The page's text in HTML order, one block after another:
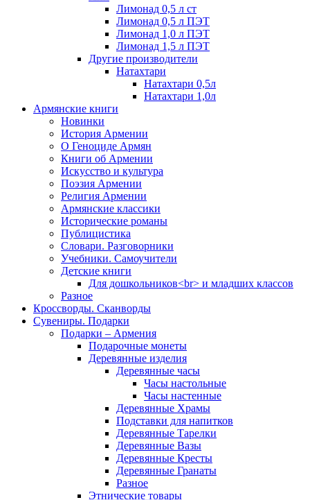
Лимонад 0,5 л ст
Лимонад 0,5 л ПЭТ
Лимонад 1,0 л ПЭТ
Лимонад 1,5 л ПЭТ
Другие производители
Натахтари
Натахтари 0,5л
Натахтари 1,0л
Армянские книги
Новинки
История Армении
О Геноциде Армян
Книги об Армении
Иcкусство и культура
Поэзия Армении
Религия Армении
Армянские классики
Исторические романы
Публицистика
Словари. Разговорники
Учебники. Самоучители
Детские книги
Для дошкольников<br> и младших классов
Разное
Кроссворды. Сканворды
Сувениры. Подарки
Подарки – Армения
Подарочные монеты
Деревянные изделия
Деревянные часы
Часы настольные
Часы настенные
Деревянные Храмы
Подставки для напитков
Деревянные Тарелки
Деревянные Вазы
Деревянные Кресты
Деревянные Гранаты
Разное
Этнические товары